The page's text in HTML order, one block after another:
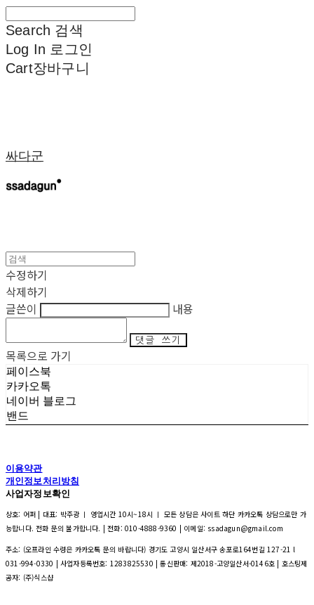
Search 검색
Log In 로그인
Cart장바구니
싸다군
수정하기
삭제하기
글쓴이
내용
댓글 쓰기
목록으로 가기
페이스북
카카오톡
네이버 블로그
밴드
이용약관
개인정보처리방침
사업자정보확인
상호: 어퍼 | 대표: 박주광 ㅣ 영업시간 10시~18시 ㅣ 모든 상담은 사이트 하단 카카오톡 상담으로만 가
능합니다. 전화 문의 불가합니다. | 전화: 010-4888-9360 | 이메일: ssadagun@gmail.com
주소: (오프라인 수령은 카카오톡 문의 바랍니다) 경기도 고양시 일산서구 송포로164번길 127-21 l
031-994-0330 | 사업자등록번호: 1283825530 | 통신판매: 제2018-고양일산서-0146호 | 호스팅제
공자: (주)식스샵